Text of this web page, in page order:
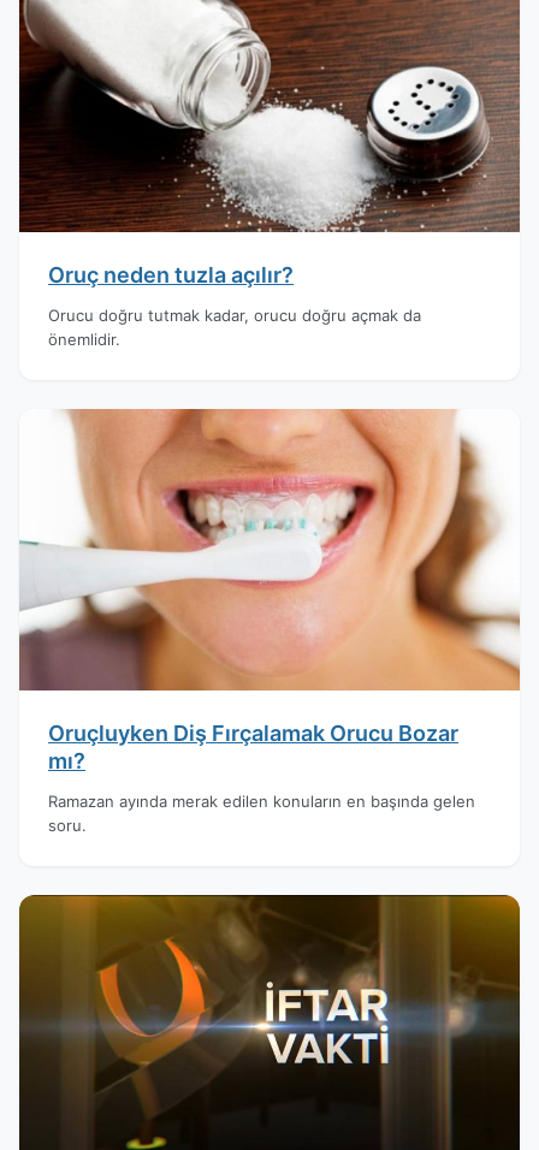
Oruç neden tuzla açılır?
Orucu doğru tutmak kadar, orucu doğru açmak da
önemlidir.
Oruçluyken Diş Fırçalamak Orucu Bozar
mı?
Ramazan ayında merak edilen konuların en başında gelen
soru.